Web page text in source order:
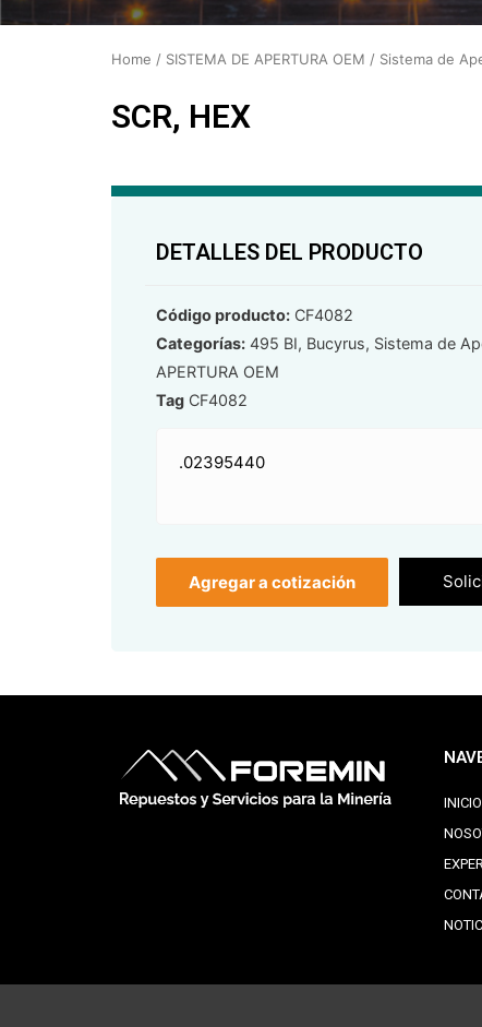
Home / SISTEMA DE APERTURA OEM / Sistema de
SCR, HEX
DETALLES DEL PRODUCTO
Código producto: CF4082
Categorías: 495 BI, Bucyrus, Sistema de
APERTURA OEM
Tag CF4082
.02395440
Agregar a cotización
INICIO